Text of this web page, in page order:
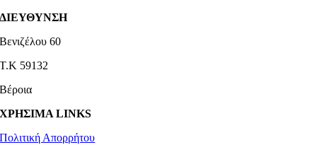
ΔΙΕΥΘΥΝΣΗ
Βενιζέλου 60
Τ.Κ 59132
Βέροια
ΧΡΗΣΙΜΑ LINKS
Πολιτική Απορρήτου